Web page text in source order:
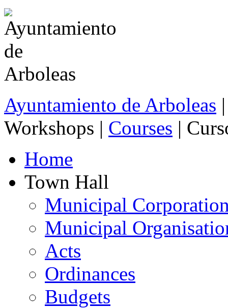
Ayuntamiento de Arboleas
Workshops | Courses |
Home
Town Hall
Municipal
Municipal
Acts
Ordinances
Budgets